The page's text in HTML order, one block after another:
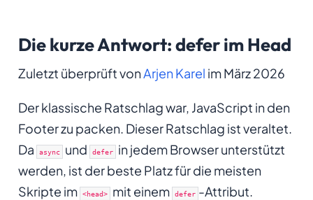
Die kurze Antwort: defer im Head
Zuletzt überprüft vonArjen Karel im März 2026
Der klassische Ratschlag war, JavaScript in den
Footer zu packen. Dieser Ratschlag ist veraltet.
Da
async und defer
in jedem Browser unterstützt
werden, ist der beste Platz für die meisten
Skripte im <head> mit einem defer -Attribut.